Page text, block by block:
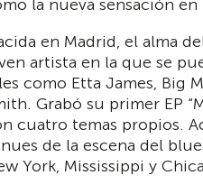
la nueva sensación en
en Madrid, el alma
artista en la que se
como Etta James, Big
Grabó su primer EP
cuatro temas propios.
de la escena del
York, Mississippi y